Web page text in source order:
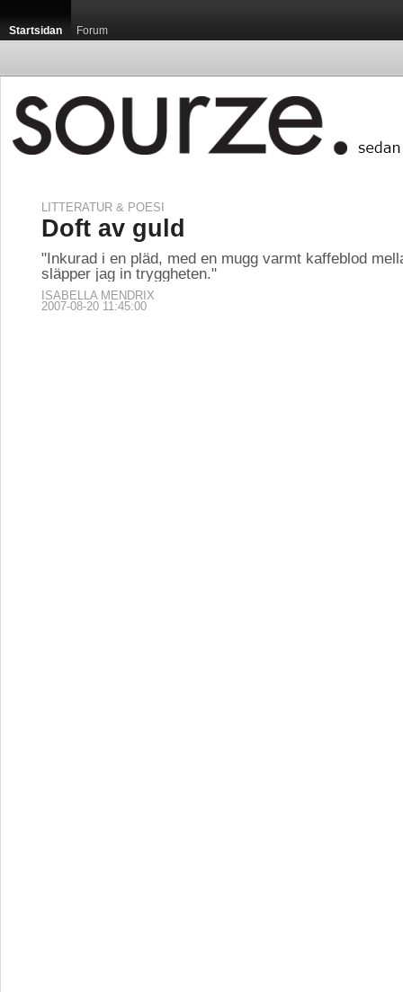
Startsidan Forum
LITTERATUR & POESI
Doft av guld
"Inkurad i en pläd, med en mugg varmt kaffeblod
släpper jag in tryggheten."
ISABELLA MENDRIX
2007-08-20 11:45:00